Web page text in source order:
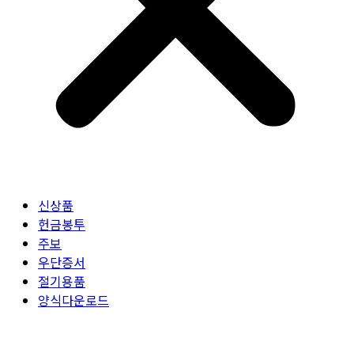
신상품
헌금봉투
주보
우단증서
절기용품
양식다운로드